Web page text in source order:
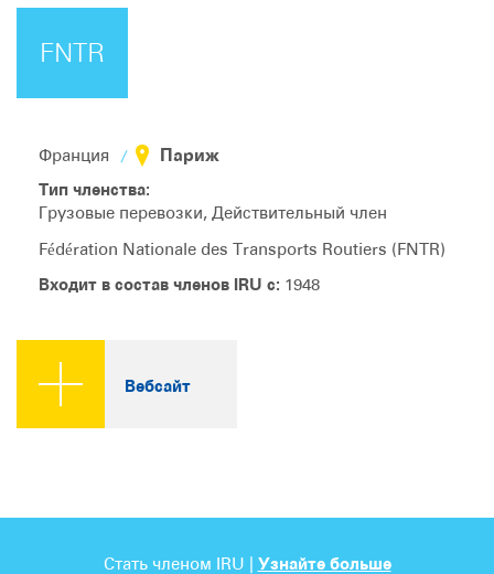
FNTR
Франция Париж
Тип членства:
Грузовые перевозки, Действительный член
Fédération Nationale des Transports Routiers (FNTR)
Входит в состав членов IRU с: 1948
Вебсайт
Стать членом IRU | Узнайте больше